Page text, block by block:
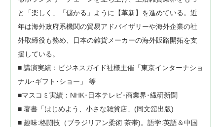
と「楽しく」「儲かる」ように【革新】を進めている。近
年は海外政府系機関の貿易アドバイザリーや海外企業の社
外取締役も務め、日本の雑貨メーカーの海外販路開拓を支
援している。
■ 講演実績：ビジネスガイド社様主催「東京インターナショ
ナル･ギフト･ショー」 等
■マスコミ実績：NHK･日本テレビ･商業界･繊研新聞
■ 著書「はじめよう、小さな雑貨店」(同文舘出版)
■ 趣味:格闘技（ブラジリアン柔術 茶帯)。語学:英語＆中国